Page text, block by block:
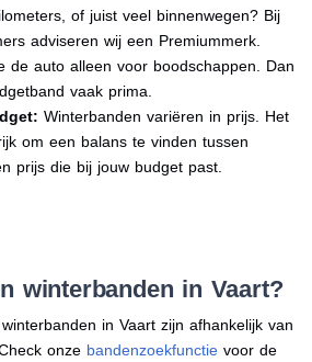
of juist veel binnenwegen? Bij
adviseren wij een Premiummerk.
de auto alleen voor boodschappen. Dan
vaak prima.
Winterbanden variëren in prijs. Het
om een balans te vinden tussen
prijs die bij jouw budget past.
winterbanden in Vaart?
in Vaart zijn afhankelijk van
onze bandenzoekfunctievoor de